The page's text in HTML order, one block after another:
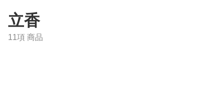
立香
11項 商品